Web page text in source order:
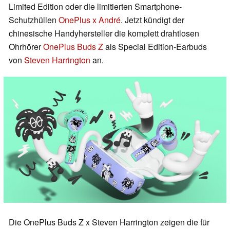
Limited Edition oder die limitierten Smartphone-
Schutzhüllen OnePlus x André. Jetzt kündigt der
chinesische Handyhersteller die komplett drahtlosen
OhrhörerOnePlus Buds Zals Special Edition-Earbuds
von Steven Harrington an.
Die OnePlus Buds Z x Steven Harrington zeigen die für